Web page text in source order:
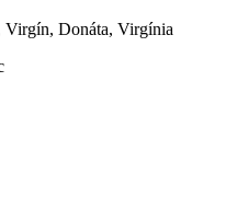
Virgín, Donáta, Virgínia